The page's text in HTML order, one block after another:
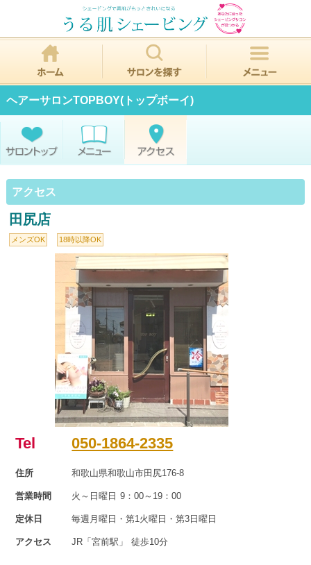
ヘアーサロンTOPBOY(トップボーイ)
アクセス
田尻店
メンズOK 18時以降OK
Tel 050-1864-2335
住所 和歌山県和歌山市田尻176-8
営業時間 火～日曜日 9：00～19：00
定休日 毎週月曜日・第1火曜日・第3日曜日
アクセス JR「宮前駅」 徒歩10分